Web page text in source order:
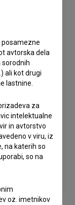
posamezne
avtorska dela
sorodnih
ali kot drugi
lastnine.
za
intelektualne
in avtorstvo
v viru, iz
na katerih so
so na
oz. imetnikov